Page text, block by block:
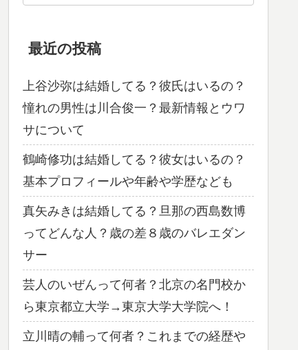
最近の投稿
上谷沙弥は結婚してる？彼氏はいるの？
憧れの男性は川合俊一？最新情報とウワ
サについて
鶴崎修功は結婚してる？彼女はいるの？
基本プロフィールや年齢や学歴なども
真矢みきは結婚してる？旦那の西島数博
ってどんな人？歳の差８歳のバレエダン
サー
芸人のいぜんって何者？北京の名門校か
ら東京都立大学→東京大学大学院へ！
立川晴の輔って何者？これまでの経歴や